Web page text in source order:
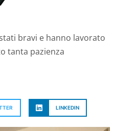
bravi e hanno lavorato
tanta pazienza
LINKEDIN